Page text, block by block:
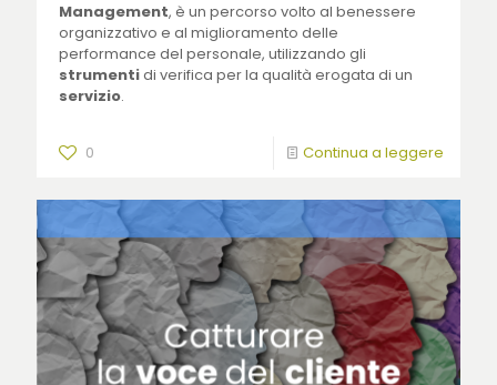
Management, è un percorso volto al benessere
organizzativo e al miglioramento delle
performance del personale, utilizzando gli
strumentidi verifica per la qualità erogata di un
servizio.
0 Continua a leggere